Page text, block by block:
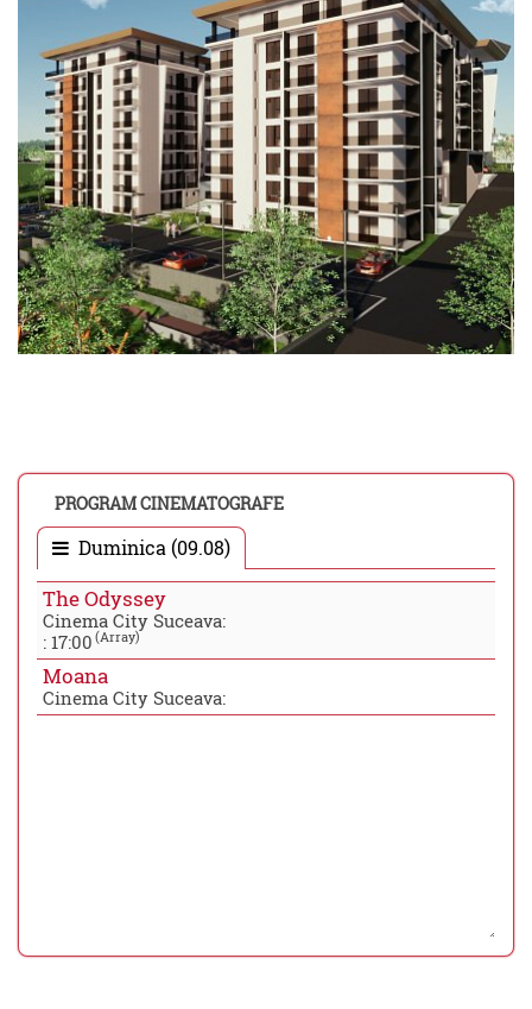
PROGRAM CINEMATOGRAFE
Duminica (09.08)
The Odyssey
Cinema City Suceava:
: 17:00 (Array)
Moana
Cinema City Suceava: